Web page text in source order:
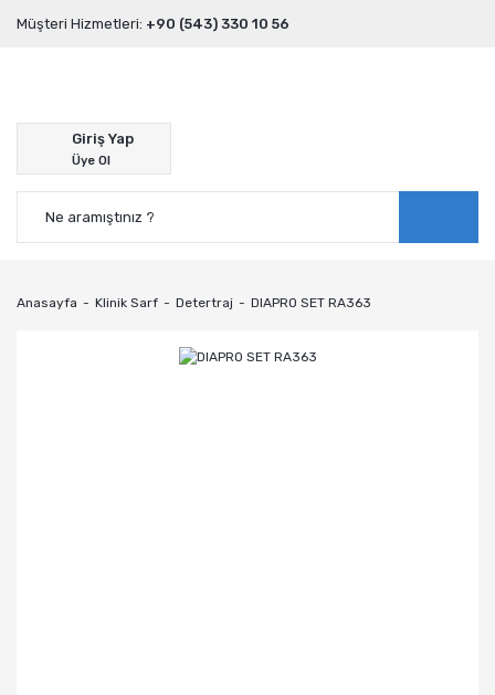
Müşteri Hizmetleri: +90 (543) 330 10 56
Giriş Yap
Üye Ol
Anasayfa Klinik Sarf Detertraj DIAPRO SET RA363